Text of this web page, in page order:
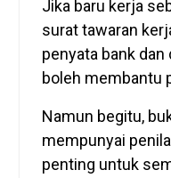
Jika baru kerja
surat tawaran
penyata bank
boleh membantu
Namun begitu,
mempunyai
penting untuk